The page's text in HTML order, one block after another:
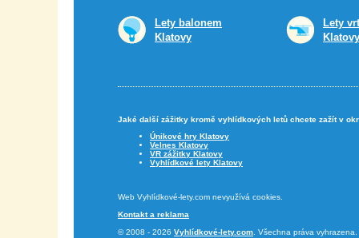
Lety balonem
Klatovy
Lety
Klatovy
Jaké další zážitky kromě vyhlídkových letů chcete zažít v
Únikové hry Klatovy
Velnes Klatovy
VR zážitky Klatovy
Vyhlídkové lety Klatovy
Web Vyhlídkové-lety.com nevyužívá cookies.
Kontakt a reklama
© 2008 - 2026 Vyhlídkové-lety.com . Všechna práva vyhrazena.